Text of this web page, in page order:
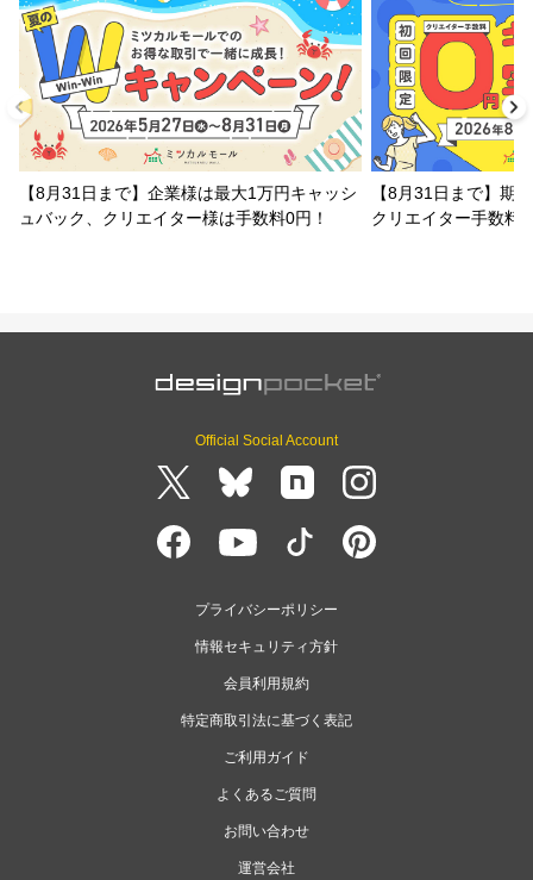
【8月31日まで】企業様は最大1万円キャッシ
ュバック、クリエイター様は手数料0円！
【8月31日まで】期
クリエイター手数料
Official Social Account
プライバシーポリシー
情報セキュリティ方針
会員利用規約
特定商取引法に基づく表記
ご利用ガイド
よくあるご質問
お問い合わせ
運営会社